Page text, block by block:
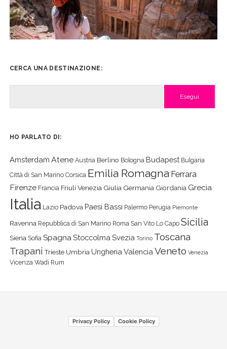
CERCA UNA DESTINAZIONE:
HO PARLATO DI:
Amsterdam Atene Austria Berlino Bologna Budapest Bulgaria
Città di San Marino Corsica Emilia Romagna Ferrara
Firenze Francia Friuli Venezia Giulia Germania Giordania Grecia
Italia Lazio Padova Paesi Bassi Palermo Perugia Piemonte
Ravenna Repubblica di San Marino Roma San Vito Lo Capo Sicilia
Siena Sofia Spagna Stoccolma Svezia Torino Toscana
Trapani Trieste Umbria Ungheria Valencia Veneto Venezia
Vicenza Wadi Rum
Privacy Policy Cookie Policy